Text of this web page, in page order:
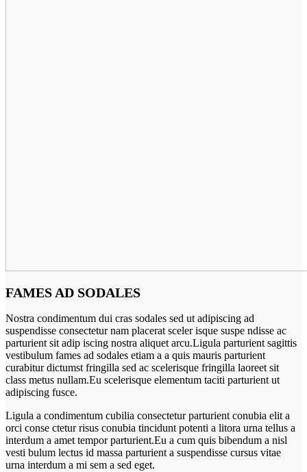
FAMES AD SODALES
Nostra condimentum dui cras sodales sed ut adipiscing ad
suspendisse consectetur nam placerat sceler isque suspe ndisse ac
parturient sit adip iscing nostra aliquet arcu.Ligula parturient sagittis
vestibulum fames ad sodales etiam a a quis mauris parturient
curabitur dictumst fringilla sed ac scelerisque fringilla laoreet sit
class metus nullam.Eu scelerisque elementum taciti parturient ut
adipiscing fusce.
Ligula a condimentum cubilia consectetur parturient conubia elit a
orci conse ctetur risus conubia tincidunt potenti a litora urna tellus a
interdum a amet tempor parturient.Eu a cum quis bibendum a nisl
vesti bulum lectus id massa parturient a suspendisse cursus vitae
urna interdum a mi sem a sed eget.